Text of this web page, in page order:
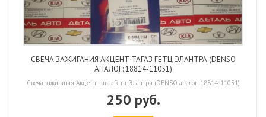
СВЕЧА ЗАЖИГАНИЯ АКЦЕНТ ТАГАЗ ГЕТЦ ЭЛАНТРА (DENSO
АНАЛОГ: 18814-11051)
Свеча зажигания Акцент тагаз Гетц Элантра (DENSO аналог: 18814-11051)
250 руб.